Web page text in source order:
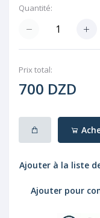
Quantité:
Prix ​​total:
700 DZD
Ajouter à la liste
Ajouter pour